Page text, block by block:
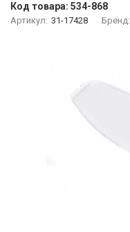
Код товара: 534-868
Артикул: 31-17428 Бренд: